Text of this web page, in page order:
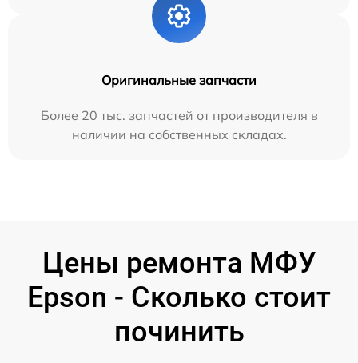
Оригинальные запчасти
Более 20 тыс. запчастей от производителя в
наличии на собственных складах.
Цены ремонта МФУ
Epson - Сколько стоит
починить